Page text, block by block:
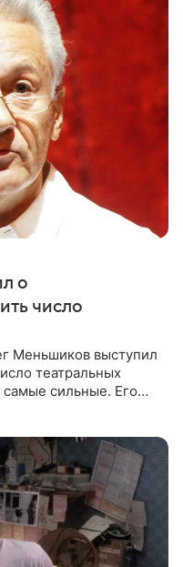
о
число
Меньшиков выступил
театральных
самые сильные. Его